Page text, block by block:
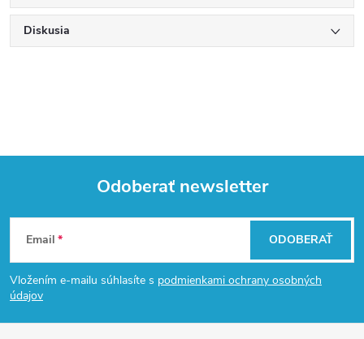
Diskusia
Z
á
p
Odoberať newsletter
Email
Vložením e-mailu súhlasíte s podmienkami ochrany osobných
údajov
ODOBERAŤ